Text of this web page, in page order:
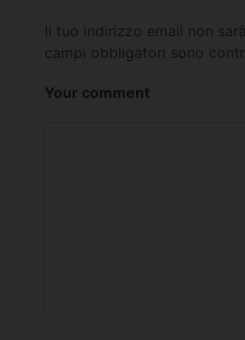
Il tuo indirizzo email non
campi obbligatori sono
Your comment